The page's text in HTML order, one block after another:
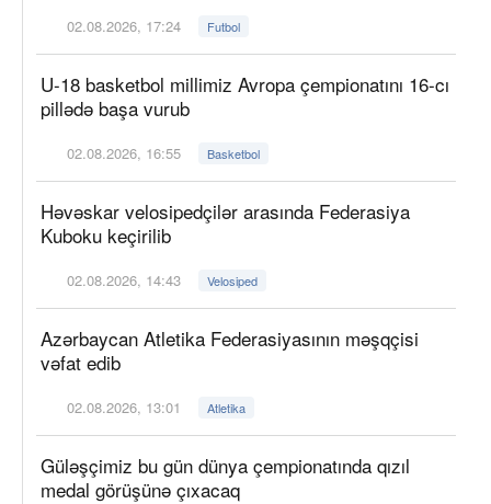
02.08.2026, 17:24 Futbol
U-18 basketbol millimiz Avropa çempionatını 16-cı
pillədə başa vurub
02.08.2026, 16:55 Basketbol
Həvəskar velosipedçilər arasında Federasiya
Kuboku keçirilib
02.08.2026, 14:43 Velosiped
Azərbaycan Atletika Federasiyasının məşqçisi
vəfat edib
02.08.2026, 13:01 Atletika
Güləşçimiz bu gün dünya çempionatında qızıl
medal görüşünə çıxacaq